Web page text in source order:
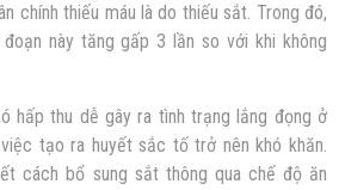
chính thiếu máu là do thiếu sắt. Trong đó,
này tăng gấp 3 lần so với khi không
hấp thu dễ gây ra tình trạng lắng đọng ở
tạo ra huyết sắc tố trở nên khó khăn.
cách bổ sung sắt thông qua chế độ ăn